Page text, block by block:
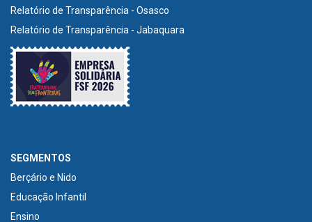
Relatório de Transparência - Osasco
Relatório de Transparência - Jabaquara
SEGMENTOS
Berçário e Nido
Educação Infantil
Ensino